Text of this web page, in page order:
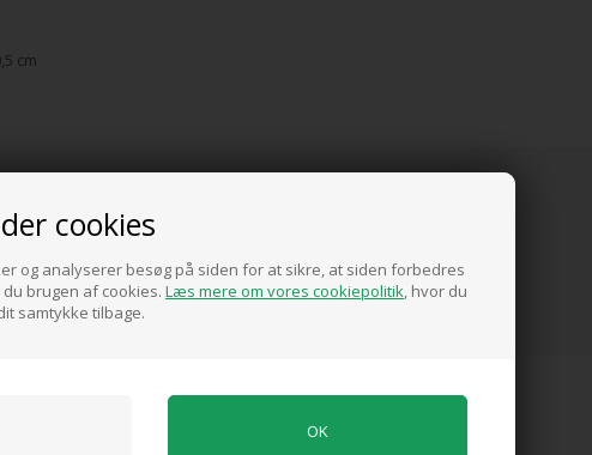
cookies
og analyserer besøg på siden for at sikre, at siden forbedres
brugen af cookies. Læs mere om vores cookiepolitik , hvor du
samtykke tilbage.
cm